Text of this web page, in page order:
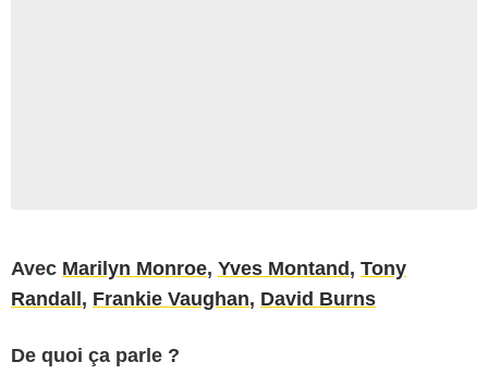
Avec Marilyn Monroe, Yves Montand, Tony
Randall, Frankie Vaughan, David Burns
De quoi ça parle ?